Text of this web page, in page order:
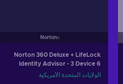
Norton
Norton 360 Deluxe + LifeLock
Identity Advisor - 3 Device 6
Months - Norton Key UNITED
الولايات المتحدة الأمريكية